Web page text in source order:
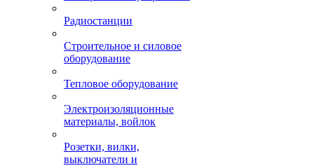
Радиостанции
Строительное и силовое
оборудование
Тепловое оборудование
Электроизоляционные
материалы, войлок
Розетки, вилки,
выключатели и